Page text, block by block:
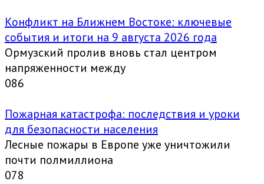
Конфликт на Ближнем Востоке: ключевые
события и итоги на 9 августа 2026 года
Ормузский пролив вновь стал центром
напряженности между
086
Пожарная катастрофа: последствия и уроки
для безопасности населения
Лесные пожары в Европе уже уничтожили
почти полмиллиона
078